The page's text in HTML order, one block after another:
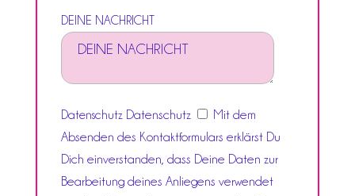
DEINE NACHRICHT
Datenschutz Datenschutz
Mit dem
Absenden des Kontaktformulars erklärst Du
Dich einverstanden, dass Deine Daten zur
Bearbeitung deines Anliegens verwendet